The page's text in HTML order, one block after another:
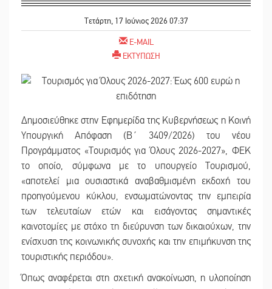
Τετάρτη, 17 Ιούνιος 2026 07:37
E-MAIL
ΕΚΤΥΠΩΣΗ
Δημοσιεύθηκε στην Εφημερίδα της Κυβερνήσεως η Κοινή
Υπουργική Απόφαση (Β´ 3409/2026) του νέου
Προγράμματος «Τουρισμός για Όλους 2026-2027», ΦΕΚ
το οποίο, σύμφωνα με το υπουργείο Τουρισμού,
«αποτελεί μια ουσιαστικά αναβαθμισμένη εκδοχή του
προηγούμενου κύκλου, ενσωματώνοντας την εμπειρία
των τελευταίων ετών και εισάγοντας σημαντικές
καινοτομίες με στόχο τη διεύρυνση των δικαιούχων, την
ενίσχυση της κοινωνικής συνοχής και την επιμήκυνση της
τουριστικής περιόδου».
Όπως αναφέρεται στη σχετική ανακοίνωση, η υλοποίηση